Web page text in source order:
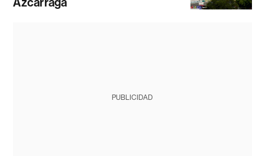
PUBLICIDAD